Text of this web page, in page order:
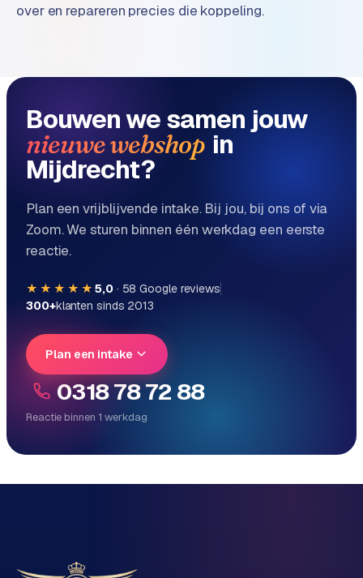
over en repareren precies die koppeling.
Bouwen we samen jouw
nieuwe webshop in
Mijdrecht?
Plan een vrijblijvende intake. Bij jou, bij ons of via
Zoom. We sturen binnen één werkdag een eerste
reactie.
★★★★★ 5,0· 58 Google reviews
300+klanten sinds 2013
Plan een intake
0318 78 72 88
Reactie binnen 1 werkdag
Direct persoonlijk contact, geen ticketsysteem
Vertel ons over je project